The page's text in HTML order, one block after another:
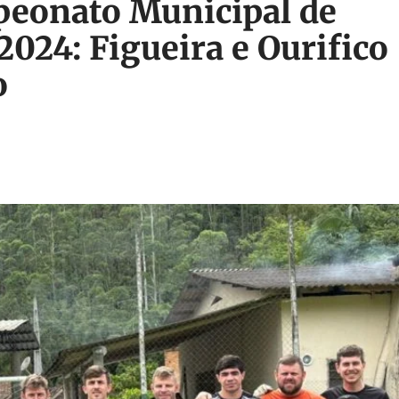
Municipal de
Figueira e Ourifico